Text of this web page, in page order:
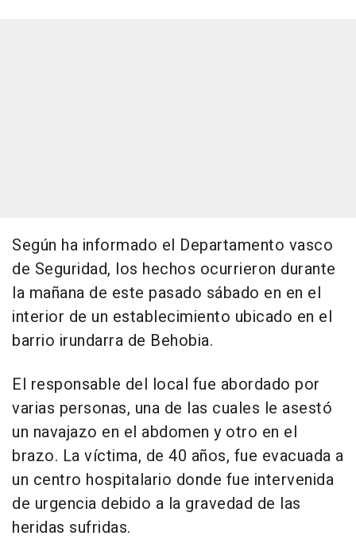
Según ha informado el Departamento vasco
de Seguridad, los hechos ocurrieron durante
la mañana de este pasado sábado en en el
interior de un establecimiento ubicado en el
barrio irundarra de Behobia.
El responsable del local fue abordado por
varias personas, una de las cuales le asestó
un navajazo en el abdomen y otro en el
brazo. La víctima, de 40 años, fue evacuada a
un centro hospitalario donde fue intervenida
de urgencia debido a la gravedad de las
heridas sufridas.